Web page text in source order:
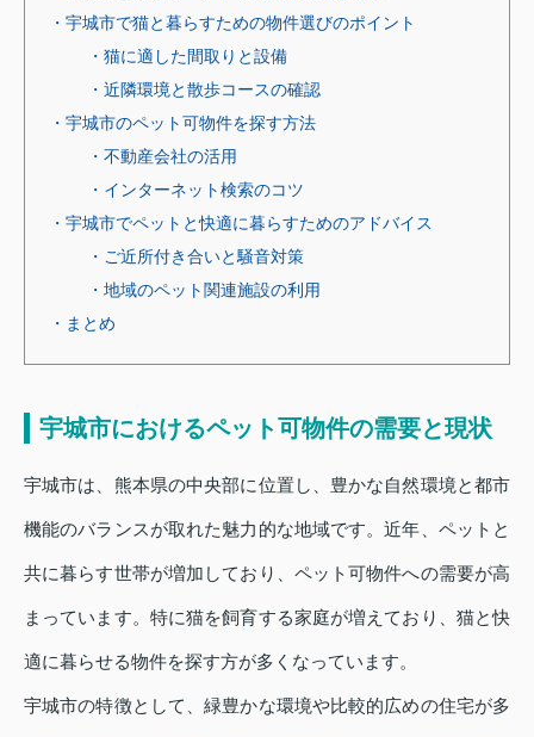
・宇城市で猫と暮らすための物件選びのポイント
・猫に適した間取りと設備
・近隣環境と散歩コースの確認
・宇城市のペット可物件を探す方法
・不動産会社の活用
・インターネット検索のコツ
・宇城市でペットと快適に暮らすためのアドバイス
・ご近所付き合いと騒音対策
・地域のペット関連施設の利用
・まとめ
宇城市におけるペット可物件の需要と現状
宇城市は、熊本県の中央部に位置し、豊かな自然環境と都市
機能のバランスが取れた魅力的な地域です。近年、ペットと
共に暮らす世帯が増加しており、ペット可物件への需要が高
まっています。特に猫を飼育する家庭が増えており、猫と快
適に暮らせる物件を探す方が多くなっています。
宇城市の特徴として、緑豊かな環境や比較的広めの住宅が多